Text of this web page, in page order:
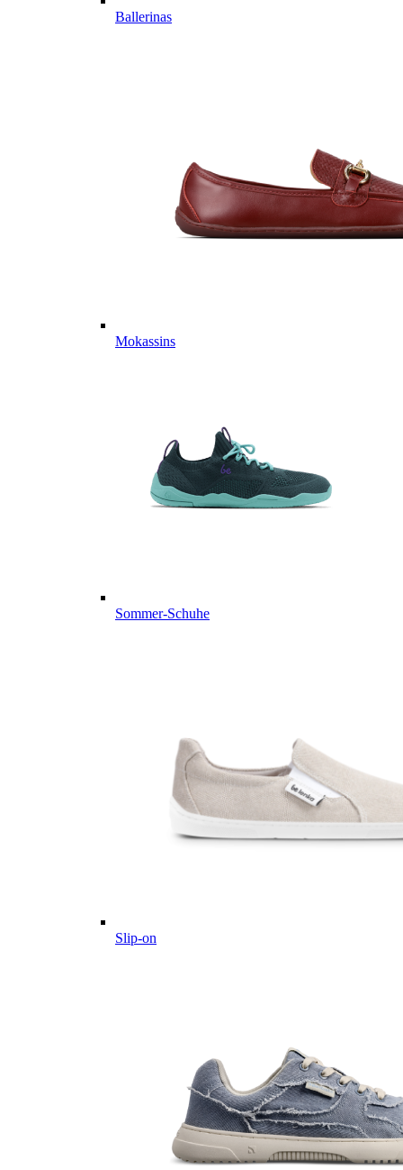
Ballerinas
Mokassins
Sommer-Schuhe
Slip-on